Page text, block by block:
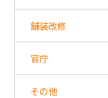
舗装改修
官庁
その他